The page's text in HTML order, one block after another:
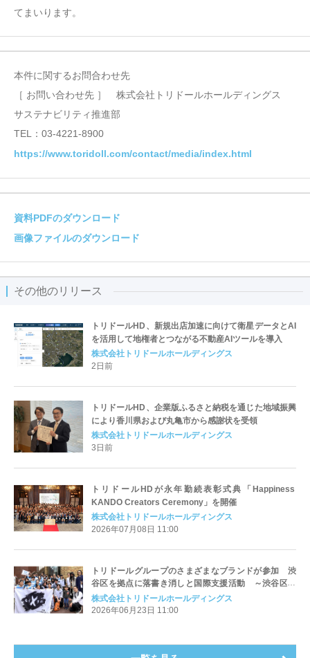
てまいります。
本件に関するお問合わせ先
［ お問い合わせ先 ］ 株式会社トリドールホールディングス
サステナビリティ推進部
TEL：03-4221-8900
https://www.toridoll.com/contact/media/index.html
資料PDFのダウンロード
画像ファイルのダウンロード
その他のリリース
トリドールHD、新規出店加速に向けて衛星データとAI
を活用して地権者とつながる不動産AIツールを導入
株式会社トリドールホールディングス
2日前
トリドールHD、企業版ふるさと納税を通じた地域振興
により香川県および丸亀市から感謝状を受領
株式会社トリドールホールディングス
3日前
トリドールHDが永年勤続表彰式典「Happiness
KANDO Creators Ceremony」を開催
株式会社トリドールホールディングス
2026年07月08日 11:00
トリドールグループのさまざまなブランドが参加 渋
谷区を拠点に落書き消しと国際支援活動 ～渋谷区と
のS-SAP協定の一環として実施～
株式会社トリドールホールディングス
2026年06月23日 11:00